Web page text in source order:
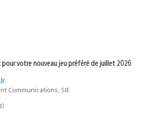
pour votre nouveau jeu préféré de juillet 2026
Communications, SIE